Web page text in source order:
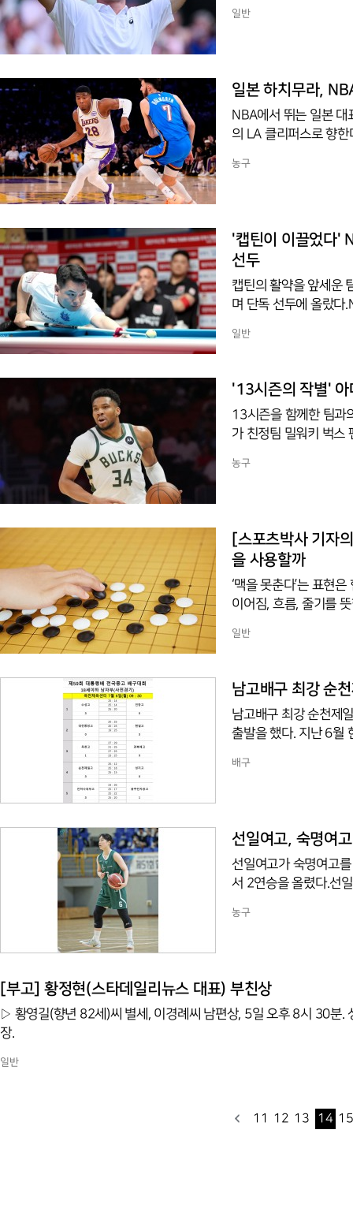
-2(7-5 3-6 4-6 6-4 7-
단식 8강에 진출한 첫
일반
일본 하치무라,
NBA에서 뛰는 일본 대
의 LA 클리퍼스로 향
가 응하지 않은 것으로
농구
'캡틴이 이끌었다' NH농
선두
캡틴의 활약을 앞세운
며 단독 선두에 올랐다
어 4-1로 제압했다. 개
남자 복식에서 오태준
스코어 1-1로 맞선 3
리
일반
'13시즌의 작별' 아
13시즌을 함께한 팀과
가 친정팀 밀워키 벅스
이 지금의 자신을 만들
A 규정에 따라 7일에
농구
[스포츠박사 기자
을 사용할까
‘맥을 못춘다’는 표현
이어짐, 흐름, 줄기를
‘산맥(山脈)‘, ’수맥(水
은 하나하나 떨어져 있
흐름을 형성한다. 좋은
일반
남고배구 최강 순
남고배구 최강 순천제
출발을 했다. 지난 6월
아 성지고를 세트스
배구
선일여고, 숙명여
선일여고가 숙명여고
서 2연승을 올렸다.선
힘입어 57-53으로 승
다.◇5일 전적▲남고
부산
농구
[부고] 황정현(스타데일리뉴스 대표) 부친상
▷ 황영길(향년 82세)씨 별세, 이경례씨 남편상, 5일 오후 8시 30분.
장.
일반
11 12 13 14 15